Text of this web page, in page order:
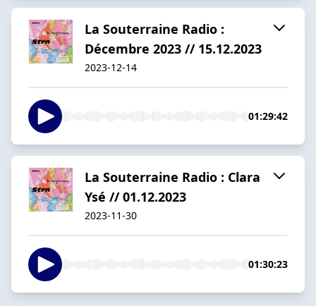
La Souterraine Radio :
Décembre 2023 // 15.12.2023
2023-12-14
01:29:42
La Souterraine Radio : Clara
Ysé // 01.12.2023
2023-11-30
01:30:23